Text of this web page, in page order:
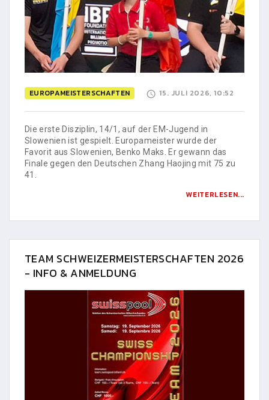
EUROPAMEISTERSCHAFTEN 15. JULI 2026, 10:52
Die erste Disziplin, 14/1, auf der EM-Jugend in
Slowenien ist gespielt. Europameister wurde der
Favorit aus Slowenien, Benko Maks. Er gewann das
Finale gegen den Deutschen Zhang Haojing mit 75 zu
41.
WEITERLESEN...
TEAM SCHWEIZERMEISTERSCHAFTEN 2026
- INFO & ANMELDUNG